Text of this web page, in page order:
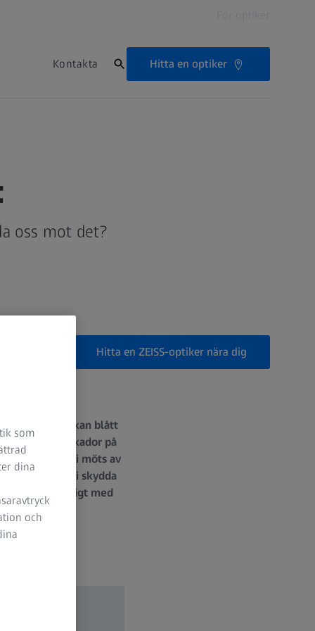
Kontakta Hitta en optiker
oss mot det?
Hitta en ZEISS-optiker nära dig
Å ena sidan kan blått
ge kroniska skador på
ljus vi möts av
och när bör vi skydda
är bra och dåligt med
som
dina
och